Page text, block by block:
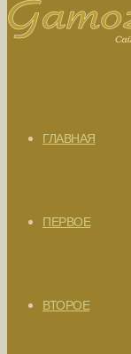
ГЛАВНАЯ
ПЕРВОЕ
ВТОРОЕ